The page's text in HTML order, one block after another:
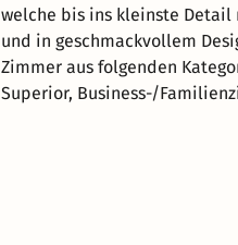
welche bis ins kleinste
und in geschmackvollem
Zimmer aus folgenden
Superior, Business-/